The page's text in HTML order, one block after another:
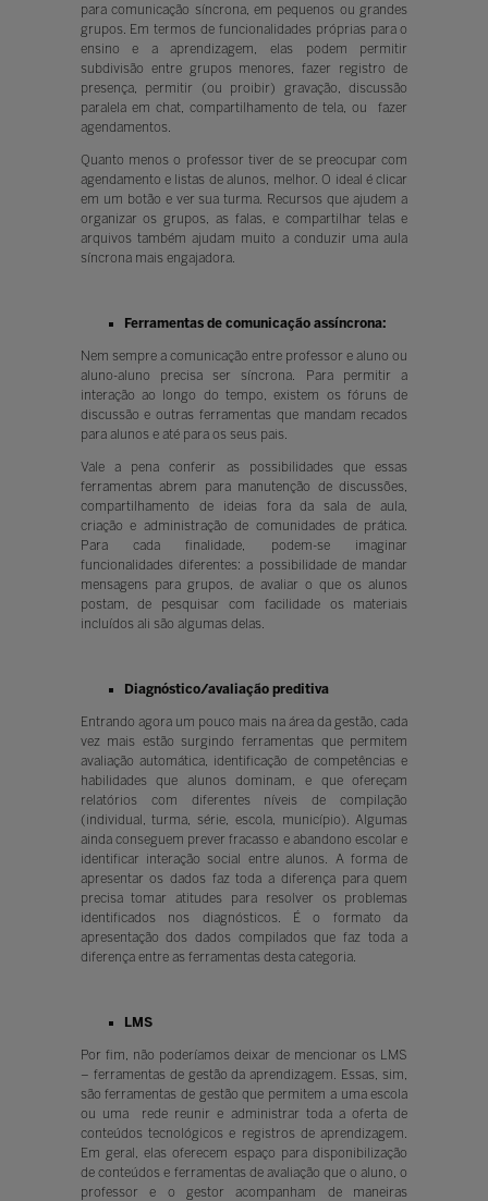
para comunicação síncrona, em pequenos ou grandes
grupos. Em termos de funcionalidades próprias para o
ensino e a aprendizagem, elas podem permitir
subdivisão entre grupos menores, fazer registro de
presença, permitir (ou proibir) gravação, discussão
paralela em chat, compartilhamento de tela, ou fazer
agendamentos.
Quanto menos o professor tiver de se preocupar com
agendamento e listas de alunos, melhor. O ideal é clicar
em um botão e ver sua turma. Recursos que ajudem a
organizar os grupos, as falas, e compartilhar telas e
arquivos também ajudam muito a conduzir uma aula
síncrona mais engajadora.
Ferramentas de comunicação assíncrona:
Nem sempre a comunicação entre professor e aluno ou
aluno-aluno precisa ser síncrona. Para permitir a
interação ao longo do tempo, existem os fóruns de
discussão e outras ferramentas que mandam recados
para alunos e até para os seus pais.
Vale a pena conferir as possibilidades que essas
ferramentas abrem para manutenção de discussões,
compartilhamento de ideias fora da sala de aula,
criação e administração de comunidades de prática.
Para cada finalidade, podem-se imaginar
funcionalidades diferentes: a possibilidade de mandar
mensagens para grupos, de avaliar o que os alunos
postam, de pesquisar com facilidade os materiais
incluídos ali são algumas delas.
Diagnóstico/avaliação preditiva
Entrando agora um pouco mais na área da gestão, cada
vez mais estão surgindo ferramentas que permitem
avaliação automática, identificação de competências e
habilidades que alunos dominam, e que ofereçam
relatórios com diferentes níveis de compilação
(individual, turma, série, escola, município). Algumas
ainda conseguem prever fracasso e abandono escolar e
identificar interação social entre alunos. A forma de
apresentar os dados faz toda a diferença para quem
precisa tomar atitudes para resolver os problemas
identificados nos diagnósticos. É o formato da
apresentação dos dados compilados que faz toda a
diferença entre as ferramentas desta categoria.
LMS
Por fim, não poderíamos deixar de mencionar os LMS
– ferramentas de gestão da aprendizagem. Essas, sim,
são ferramentas de gestão que permitem a uma escola
ou uma rede reunir e administrar toda a oferta de
conteúdos tecnológicos e registros de aprendizagem.
Em geral, elas oferecem espaço para disponibilização
de conteúdos e ferramentas de avaliação que o aluno, o
professor e o gestor acompanham de maneiras